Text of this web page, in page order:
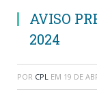
AVISO
2024
POR CPL EM 19 DE